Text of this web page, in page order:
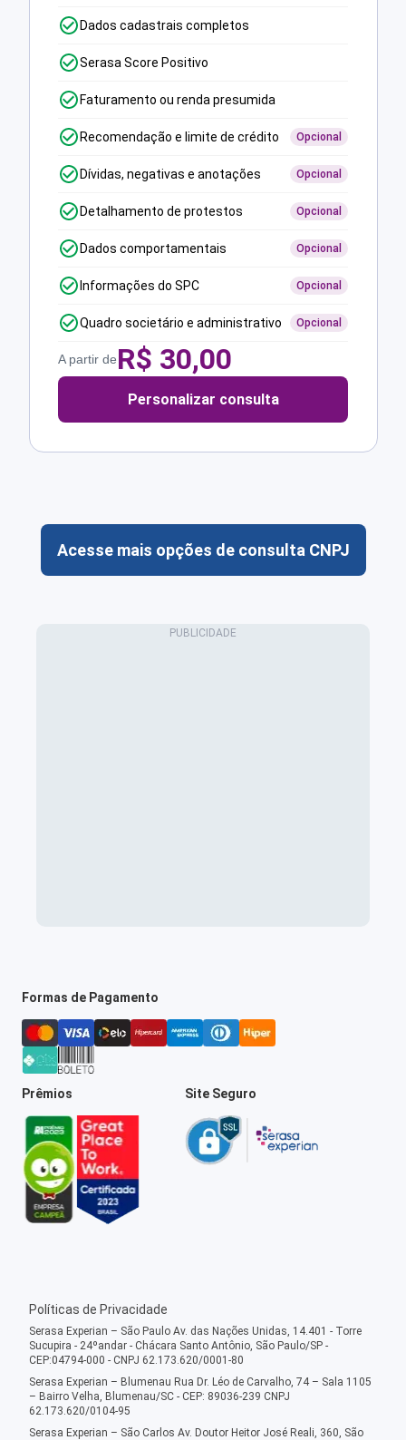
Dados cadastrais completos
Serasa Score Positivo
Faturamento ou renda presumida
Recomendação e limite de crédito Opcional
Dívidas, negativas e anotações Opcional
Detalhamento de protestos Opcional
Dados comportamentais Opcional
Informações do SPC Opcional
Quadro societário e administrativo Opcional
A partir deR$ 30,00
Personalizar consulta
Acesse mais opções de consulta CNPJ
Formas de Pagamento
Prêmios Site Seguro
Políticas de Privacidade
Serasa Experian – São Paulo Av. das Nações Unidas, 14.401 - Torre
Sucupira - 24ºandar - Chácara Santo Antônio, São Paulo/SP -
CEP:04794-000 - CNPJ 62.173.620/0001-80
Serasa Experian – Blumenau Rua Dr. Léo de Carvalho, 74 – Sala 1105
– Bairro Velha, Blumenau/SC - CEP: 89036-239 CNPJ
62.173.620/0104-95
Serasa Experian – São Carlos Av. Doutor Heitor José Reali, 360, São